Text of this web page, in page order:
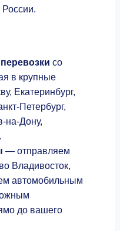
со
в крупные
Екатеринбург,
— отправляем
Владивосток,
автомобильным
до вашего